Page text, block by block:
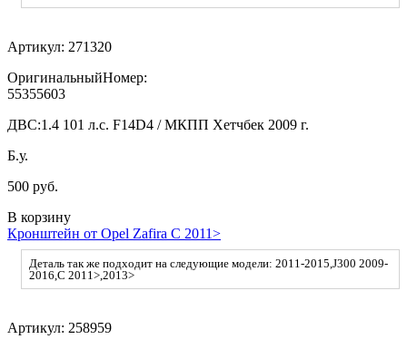
Артикул: 271320
ОригинальныйНомер:
55355603
ДВС:1.4 101 л.с. F14D4 / МКПП Хетчбек 2009 г.
Б.у.
500 руб.
В корзину
Кронштейн от Opel Zafira C 2011>
Деталь так же подходит на следующие модели: 2011-2015,J300 2009-
2016,C 2011>,2013>
Артикул: 258959